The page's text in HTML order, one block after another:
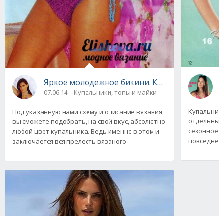
Яркое молодежное бикини. Купальник
07.06.14 Купальники, топы и майки
Под указанную нами схему и описание вязания
вы сможете подобрать, на свой вкус, абсолютно
любой цвет купальника. Ведь именно в этом и
заключается вся прелесть вязаного